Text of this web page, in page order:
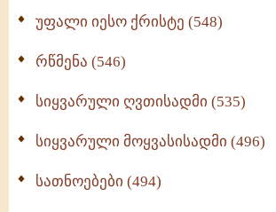
უფალი იესო ქრისტე (548)
რწმენა (546)
სიყვარული ღვთისადმი (535)
სიყვარული მოყვასისადმი (496)
სათნოებები (494)